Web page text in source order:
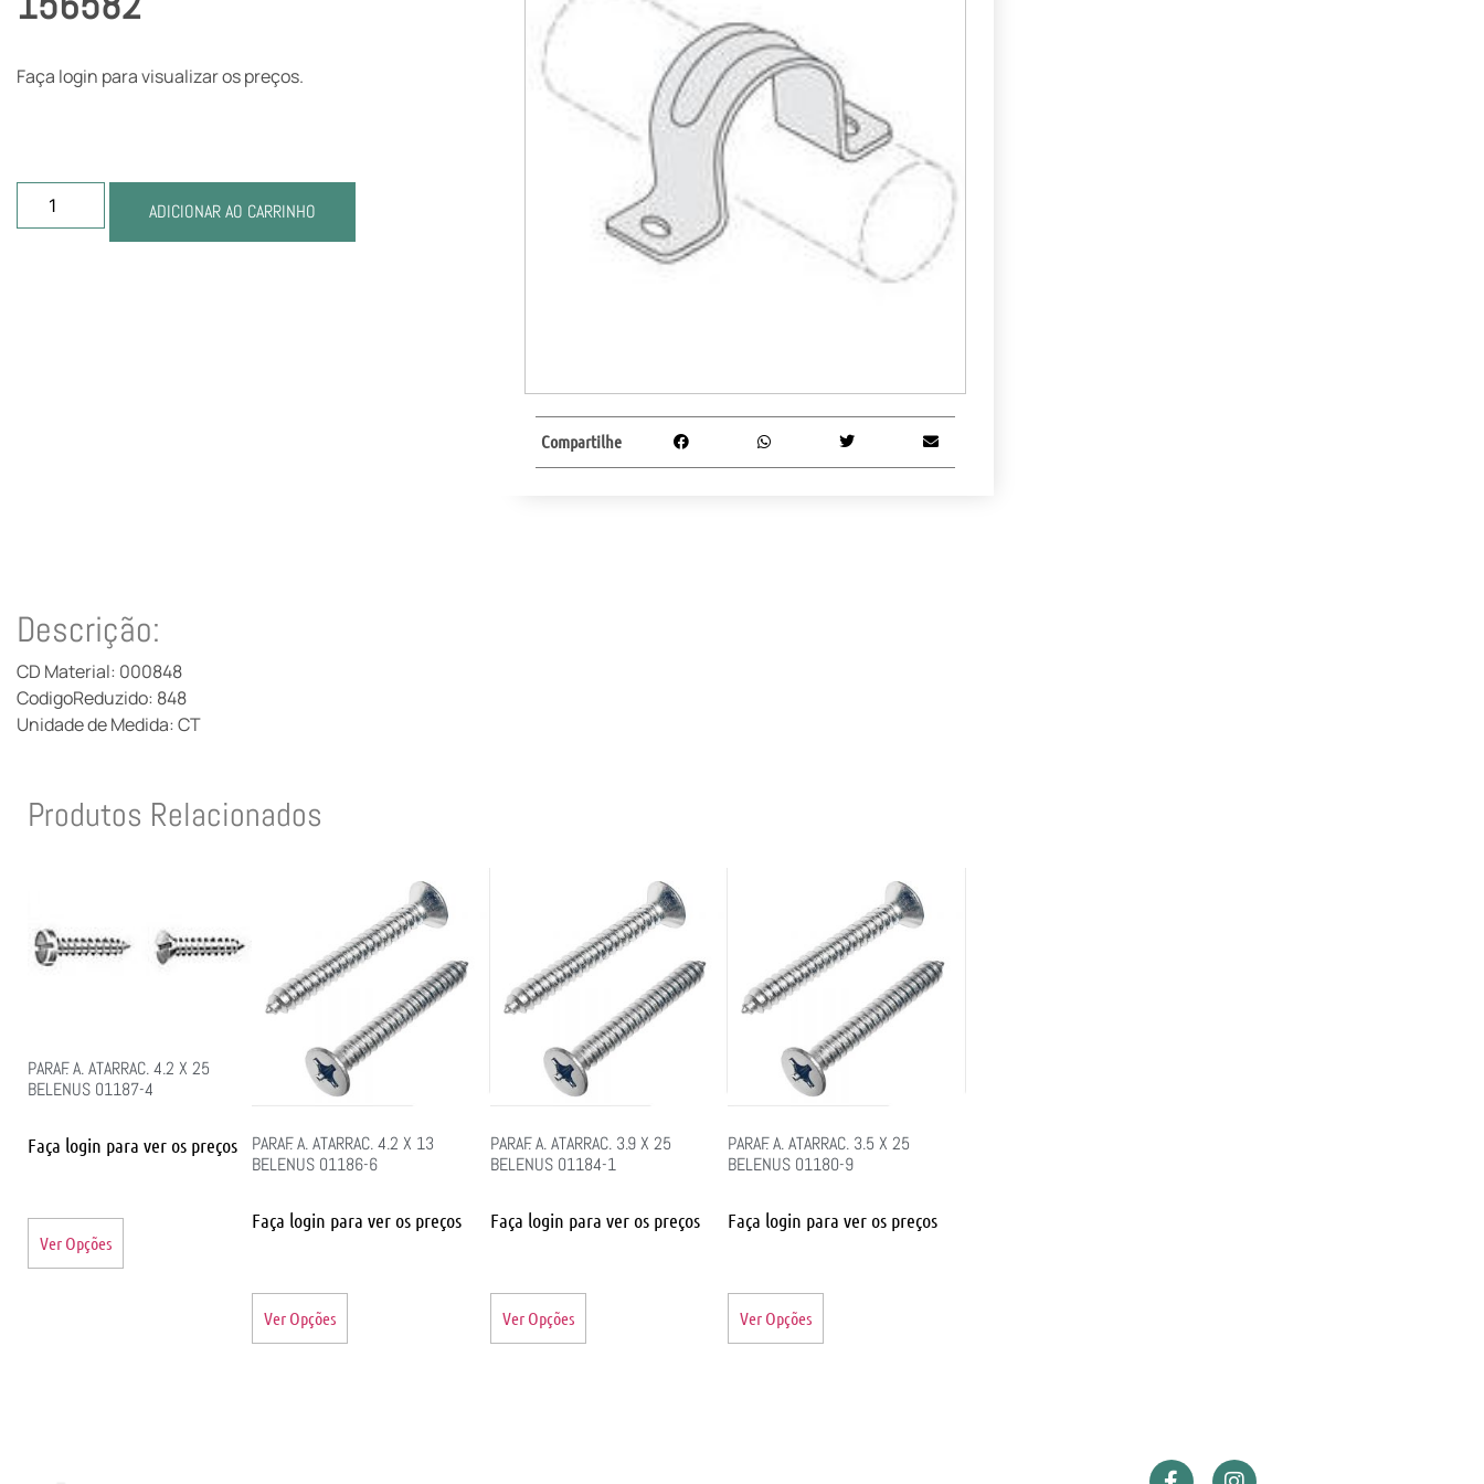
Faça login para visualizar os preços.
ADICIONAR AO CARRINHO
Compartilhe
Descrição:
CD Material: 000848
CodigoReduzido: 848
Unidade de Medida: CT
Produtos Relacionados
PARAF. A. ATARRAC. 4.2 X 25
BELENUS 01187-4
Faça login para ver os preços
Ver Opções
PARAF. A. ATARRAC. 4.2 X 13
BELENUS 01186-6
Faça login para ver os preços
Ver Opções
PARAF. A. ATARRAC. 3.9 X 25
BELENUS 01184-1
Faça login para ver os preços
Ver Opções
PARAF. A. ATARRAC. 3.5 X 25
BELENUS 01180-9
Faça login para ver os preços
Ver Opções